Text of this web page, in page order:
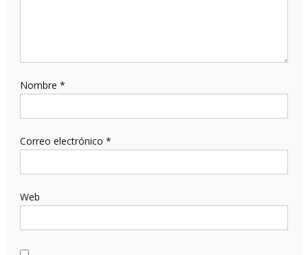
Nombre *
Correo electrónico *
Web